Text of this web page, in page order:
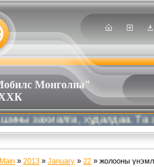
Монголиа"
захиалга, худалдаа. Та
Main » 2013 » January » 22 » жолооны